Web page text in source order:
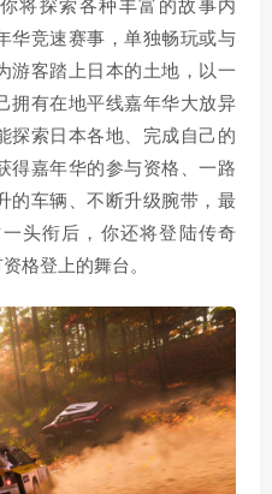
将探索各种丰富的故事内
华竞速赛事，单独畅玩或与
游客踏上日本的土地，以一
拥有在地平线嘉年华大放异
探索日本各地、完成自己的
得嘉年华的参与资格、一路
的车辆、不断升级腕带，最
头衔后，你还将登陆传奇
格登上的舞台。